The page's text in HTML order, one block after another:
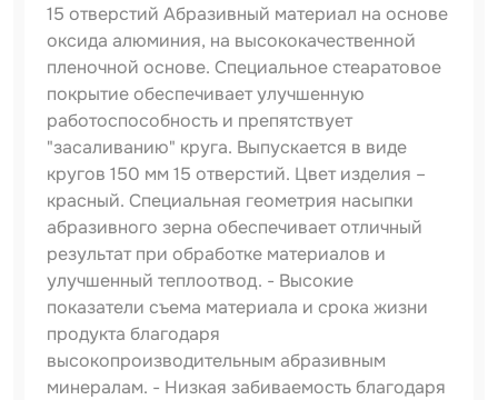
15 отверстий Абразивный материал на основе
оксида алюминия, на высококачественной
пленочной основе. Специальное стеаратовое
покрытие обеспечивает улучшенную
работоспособность и препятствует
"засаливанию" круга. Выпускается в виде
кругов 150 мм 15 отверстий. Цвет изделия –
красный. Специальная геометрия насыпки
абразивного зерна обеспечивает отличный
результат при обработке материалов и
улучшенный теплоотвод. - Высокие
показатели съема материала и срока жизни
продукта благодаря
высокопроизводительным абразивным
минералам. - Низкая забиваемость благодаря